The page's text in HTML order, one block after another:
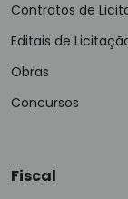
Contratos de
Editais de
Obras
Concursos
Fiscal